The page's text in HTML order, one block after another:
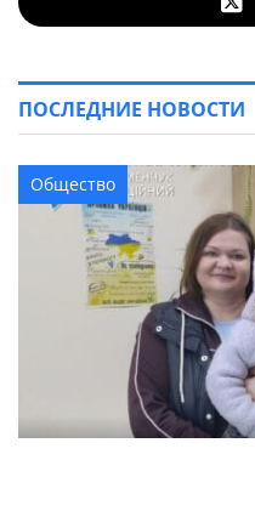
ПОСЛЕДНИЕ НОВОСТИ
Общество